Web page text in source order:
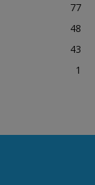
77
48
43
1